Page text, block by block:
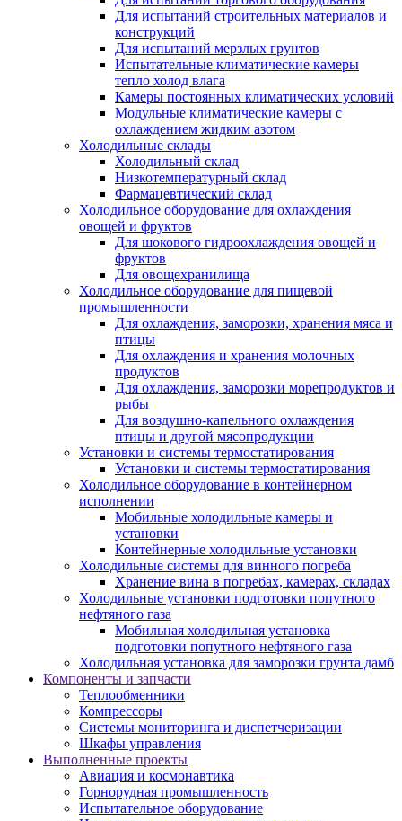
Для испытаний строительных материалов и
конструкций
Для испытаний мерзлых грунтов
Испытательные климатические камеры
тепло холод влага
Камеры постоянных климатических условий
Модульные климатические камеры с
охлаждением жидким азотом
Холодильные склады
Холодильный склад
Низкотемпературный склад
Фармацевтический склад
Холодильное оборудование для охлаждения
овощей и фруктов
Для шокового гидроохлаждения овощей и
фруктов
Для овощехранилища
Холодильное оборудование для пищевой
промышленности
Для охлаждения, заморозки, хранения мяса и
птицы
Для охлаждения и хранения молочных
продуктов
Для охлаждения, заморозки морепродуктов и
рыбы
Для воздушно-капельного охлаждения
птицы и другой мясопродукции
Установки и системы термостатирования
Установки и системы термостатирования
Холодильное оборудование в контейнерном
исполнении
Мобильные холодильные камеры и
установки
Контейнерные холодильные установки
Холодильные системы для винного погреба
Хранение вина в погребах, камерах, складах
Холодильные установки подготовки попутного
нефтяного газа
Мобильная холодильная установка
подготовки попутного нефтяного газа
Холодильная установка для заморозки грунта дамб
Компоненты и запчасти
Теплообменники
Компрессоры
Системы мониторинга и диспетчеризации
Шкафы управления
Выполненные проекты
Авиация и космонавтика
Горнорудная промышленность
Испытательное оборудование